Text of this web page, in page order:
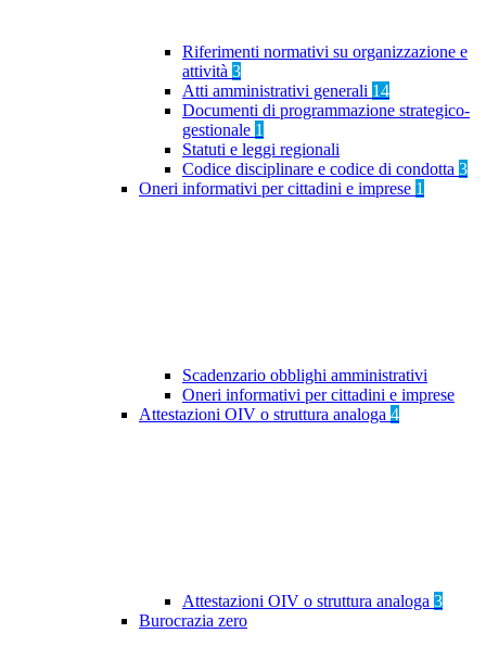
Riferimenti normativi su organizzazione e
attività 3
Atti amministrativi generali 14
Documenti di programmazione strategico-
gestionale 1
Statuti e leggi regionali
Codice disciplinare e codice di condotta 3
Oneri informativi per cittadini e imprese 1
Scadenzario obblighi amministrativi
Oneri informativi per cittadini e imprese
Attestazioni OIV o struttura analoga 4
Attestazioni OIV o struttura analoga 3
Burocrazia zero